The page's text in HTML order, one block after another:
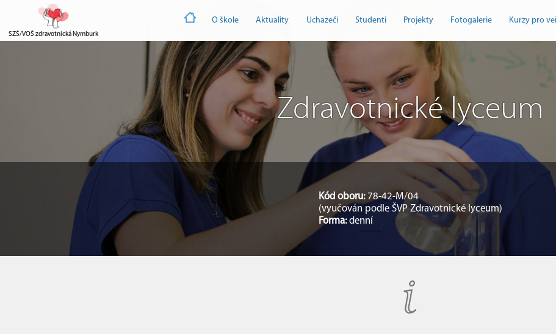
SZŠ/VOŠ zdravotnická Nymburk
O škole Aktuality Uchazeči Studenti Projekty Fotogalerie Kurzy pro
Zdravotnické lyceum
Kód oboru:78-42-M/04
(vyučován podle ŠVP Zdravotnické lyceum)
Forma:denní